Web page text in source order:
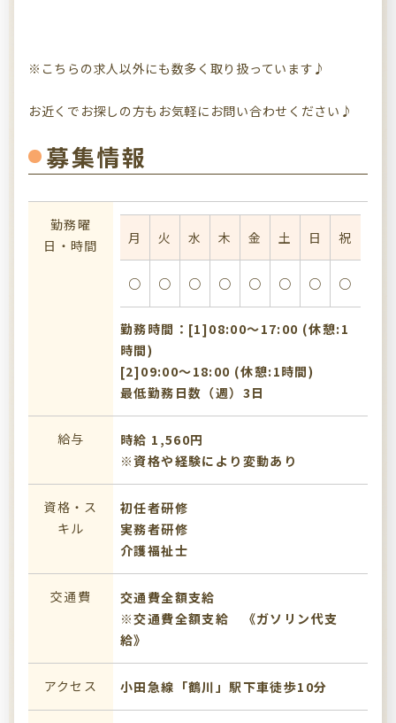
※こちらの求人以外にも数多く取り扱っています♪
お近くでお探しの方もお気軽にお問い合わせください♪
募集情報
勤務曜
日・時間
月 火 水 木 金 土 日 祝
○ ○ ○ ○ ○ ○ ○ ○
勤務時間：[1]08:00〜17:00 (休憩:1
時間)
[2]09:00〜18:00 (休憩:1時間)
最低勤務日数（週）3日
給与
時給 1,560円
※資格や経験により変動あり
資格・ス
キル
初任者研修
実務者研修
介護福祉士
交通費
交通費全額支給
※交通費全額支給 《ガソリン代支
給》
アクセス 小田急線「鶴川」駅下車徒歩10分